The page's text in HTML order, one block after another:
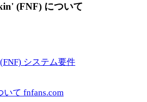
(FNF) について
システム要件
いて fnfans.com